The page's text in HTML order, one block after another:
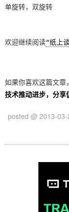
单旋转，双旋转
欢迎继续阅读“纸上
如果你喜欢这篇文章
技术推动进步，分享
posted @ 2013-